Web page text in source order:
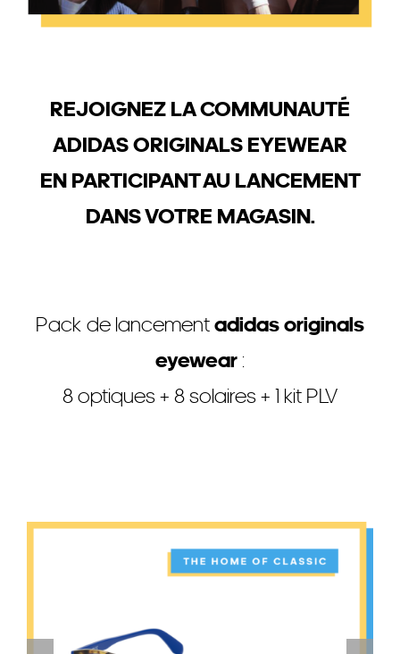
REJOIGNEZ LA COMMUNAUTÉ
ADIDAS ORIGINALS EYEWEAR
EN PARTICIPANT AU LANCEMENT
DANS VOTRE MAGASIN.
Pack de lancementadidas originals
eyewear :
8 optiques + 8 solaires + 1 kit PLV